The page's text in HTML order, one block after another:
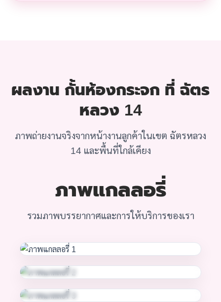
ผลงาน กั้นห้องกระจก ที่ ฉัตร
หลวง 14
ภาพถ่ายงานจริงจากหน้างานลูกค้าในเขต ฉัตรหลวง
14 และพื้นที่ใกล้เคียง
ภาพแกลลอรี่
รวมภาพบรรยากาศและการให้บริการของเรา